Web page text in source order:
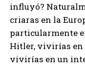
influyó?
criaras en la
particularmente
Hitler, vivirías en
vivirías en un